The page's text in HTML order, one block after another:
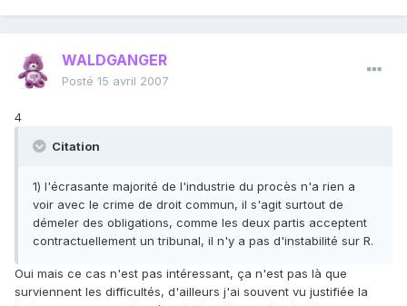
WALDGANGER
Posté 15 avril 2007
4
Citation
1) l'écrasante majorité de l'industrie du procès n'a rien a
voir avec le crime de droit commun, il s'agit surtout de
démeler des obligations, comme les deux partis acceptent
contractuellement un tribunal, il n'y a pas d'instabilité sur R.
Oui mais ce cas n'est pas intéressant, ça n'est pas là que
surviennent les difficultés, d'ailleurs j'ai souvent vu justifiée la